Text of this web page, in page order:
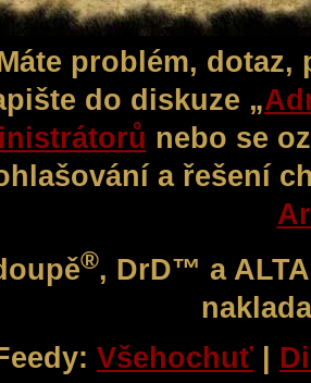
problém,
do diskuze „
nebo se
a řešení
®, DrD™ a
Všehochuť |